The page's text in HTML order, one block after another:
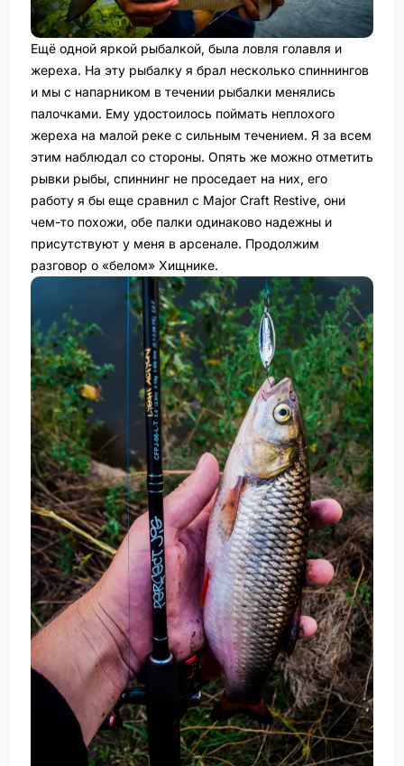
Ещё одной яркой рыбалкой, была ловля голавля и
жереха. На эту рыбалку я брал несколько спиннингов
и мы с напарником в течении рыбалки менялись
палочками. Ему удостоилось поймать неплохого
жереха на малой реке с сильным течением. Я за всем
этим наблюдал со стороны. Опять же можно отметить
рывки рыбы, спиннинг не проседает на них, его
работу я бы еще сравнил с Major Craft Restive, они
чем-то похожи, обе палки одинаково надежны и
присутствуют у меня в арсенале. Продолжим
разговор о «белом» Хищнике.